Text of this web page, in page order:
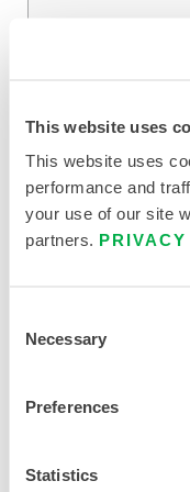
This website uses
This website uses
performance and
your use of our site
partners.
Selection
Necessary
Preferences
Statistics
INTERCEPTOR®